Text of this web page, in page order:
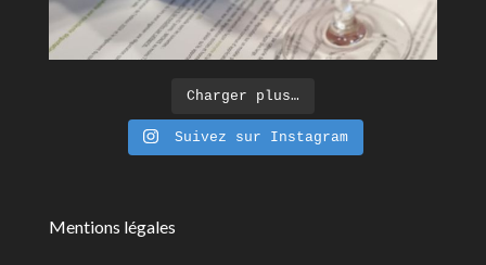
Charger plus…
Suivez sur Instagram
Mentions légales